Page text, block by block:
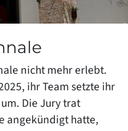
nicht mehr erlebt.
ihr Team setzte ihr
Die Jury trat
angekündigt hatte,